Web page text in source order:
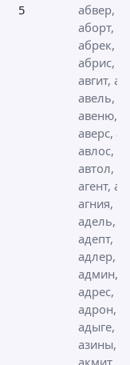
5
абвер,
аборт,
абрек,
абрис,
авгит,
авель,
авеню,
аверс,
авлос,
автол,
агент,
агния,
адель,
адепт,
адлер,
админ,
адрес,
адрон,
адыге,
азины,
акмит,